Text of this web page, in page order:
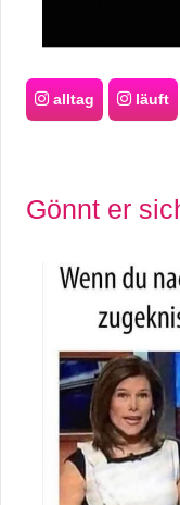
alltag läuft
Gönnt er